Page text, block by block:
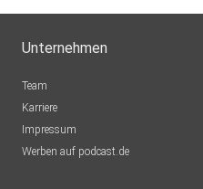
Unternehmen
Team
Karriere
Impressum
Werben auf podcast.de